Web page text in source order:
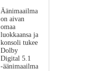
Äänimaailma
on aivan
omaa
luokkaansa ja
konsoli tukee
Dolby
Digital 5.1
-äänimaailma